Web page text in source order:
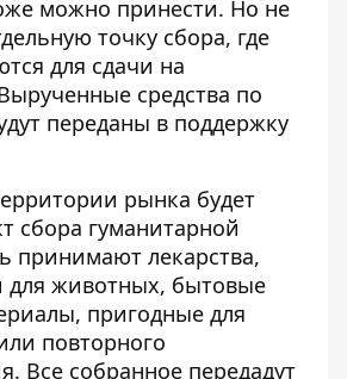
можно принести. Но не
точку сбора, где
для сдачи на
средства по
переданы в поддержку
рынка будет
сбора гуманитарной
принимают лекарства,
для животных, бытовые
пригодные для
повторного
Все собранное передадут